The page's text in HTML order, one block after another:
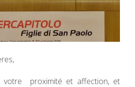
votre proximité et affection, et